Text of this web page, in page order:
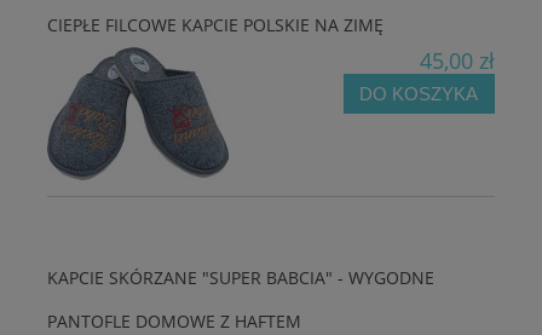
CIEPŁE FILCOWE KAPCIE POLSKIE NA ZIMĘ
45,00 zł
DO KOSZYKA
KAPCIE SKÓRZANE "SUPER BABCIA" - WYGODNE
PANTOFLE DOMOWE Z HAFTEM